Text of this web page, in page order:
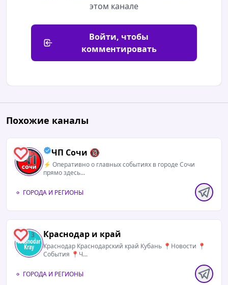
этом канале
Войти, чтобы
комментировать
Похожие каналы
5 ЧП Сочи 🔞
⚡️ Оперативно о главных событиях в городе Сочи
прямо здесь...
ГОРОДА И РЕГИОНЫ
3 Краснодар и край
Краснодар Краснодарский край Кубань 📍Новости 📍
События 📍Ч...
ГОРОДА И РЕГИОНЫ